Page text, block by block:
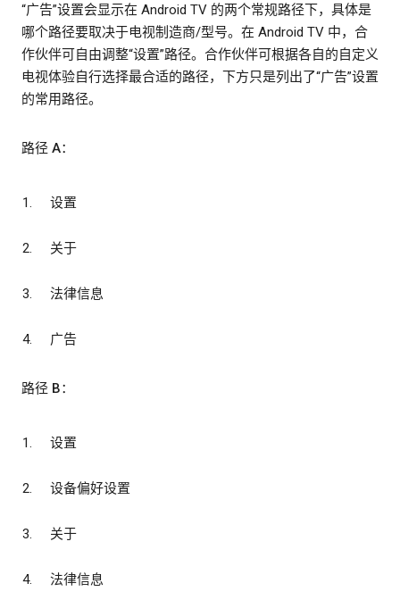
“广告”设置会显示在 Android TV 的两个常规路径下，具体是
哪个路径要取决于电视制造商/型号。在 Android TV 中，合
作伙伴可自由调整“设置”路径。合作伙伴可根据各自的自定义
电视体验自行选择最合适的路径，下方只是列出了“广告”设置
的常用路径。
路径 A：
设置
关于
法律信息
广告
路径 B：
设置
设备偏好设置
关于
法律信息